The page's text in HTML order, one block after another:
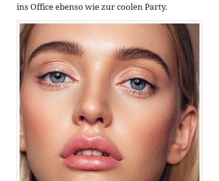
ins Office ebenso wie zur coolen Party.